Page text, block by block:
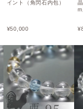
イント（角閃石内包）
¥50,000 ¥